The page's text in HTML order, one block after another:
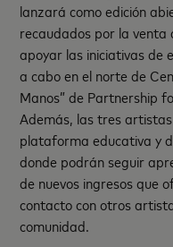
lanzará como edición
recaudados por la
apoyar las iniciativas de
a cabo en el norte de
Manos” de Partnership
Además, las tres
plataforma educativa y
donde podrán seguir
de nuevos ingresos que
contacto con otros
comunidad.